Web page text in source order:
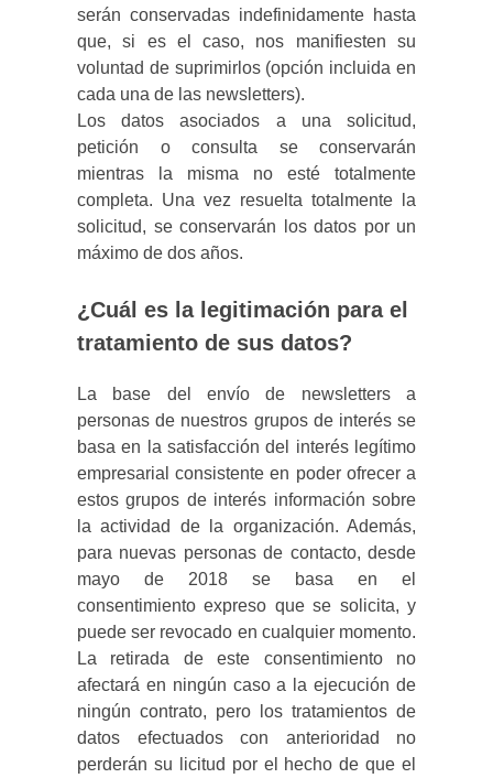
serán conservadas indefinidamente hasta
que, si es el caso, nos manifiesten su
voluntad de suprimirlos (opción incluida en
cada una de las newsletters).
Los datos asociados a una solicitud,
petición o consulta se conservarán
mientras la misma no esté totalmente
completa. Una vez resuelta totalmente la
solicitud, se conservarán los datos por un
máximo de dos años.
¿Cuál es la legitimación para el
tratamiento de sus datos?
La base del envío de newsletters a
personas de nuestros grupos de interés se
basa en la satisfacción del interés legítimo
empresarial consistente en poder ofrecer a
estos grupos de interés información sobre
la actividad de la organización. Además,
para nuevas personas de contacto, desde
mayo de 2018 se basa en el
consentimiento expreso que se solicita, y
puede ser revocado en cualquier momento.
La retirada de este consentimiento no
afectará en ningún caso a la ejecución de
ningún contrato, pero los tratamientos de
datos efectuados con anterioridad no
perderán su licitud por el hecho de que el